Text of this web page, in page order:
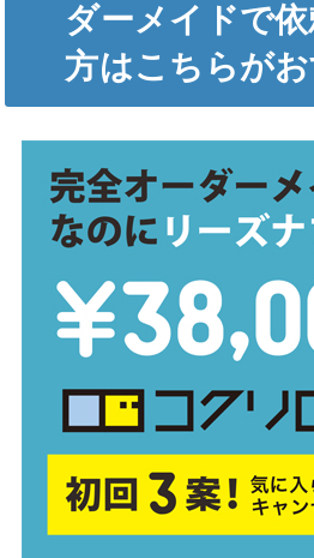
ダーメイドで
方はこちらがお